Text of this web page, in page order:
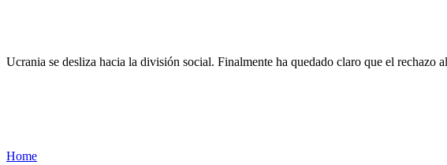
Ucrania se desliza hacia la división social. Finalmente ha quedado claro que el rechazo
Home